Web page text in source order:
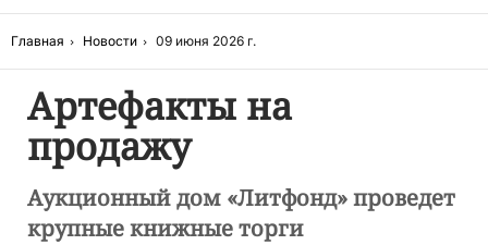
Главная Новости 09 июня 2026 г.
Артефакты на
продажу
Аукционный дом «Литфонд» проведет
крупные книжные торги